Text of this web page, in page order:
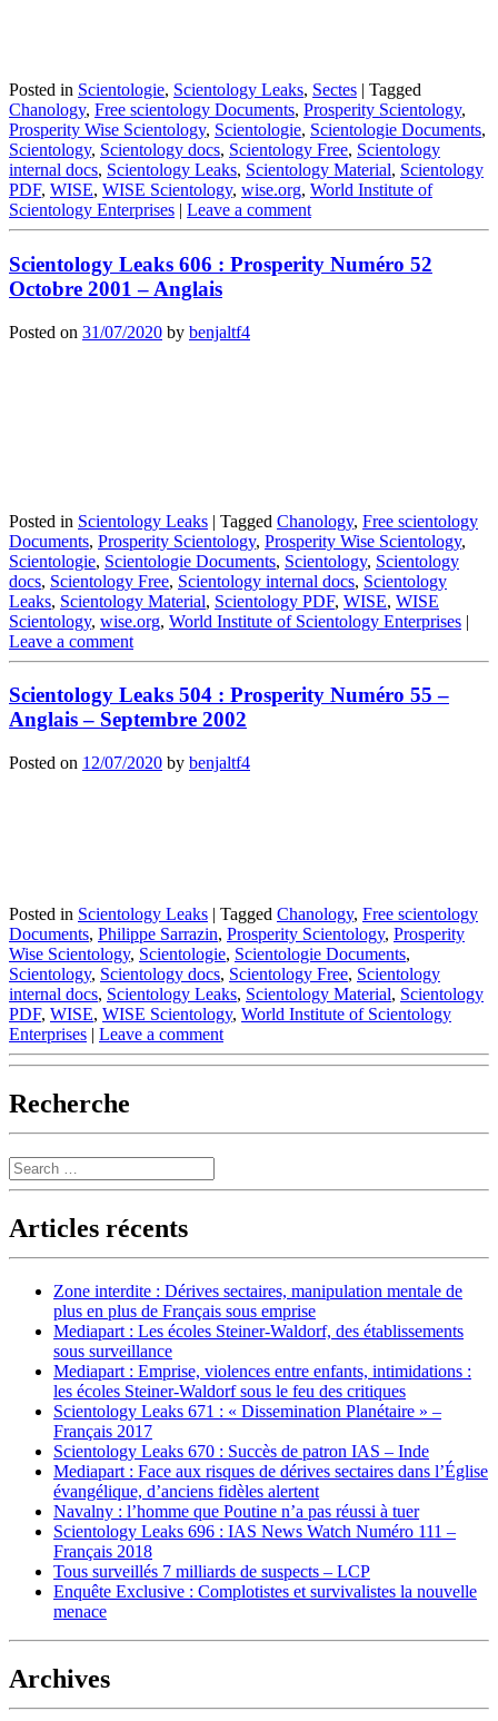
Posted in Scientologie, Scientology Leaks, Sectes | Tagged
Chanology, Free scientology Documents, Prosperity Scientology,
Prosperity Wise Scientology, Scientologie, Scientologie Documents,
Scientology, Scientology docs, Scientology Free, Scientology
internal docs, Scientology Leaks, Scientology Material, Scientology
PDF, WISE, WISE Scientology, wise.org, World Institute of
Scientology Enterprises | Leave a comment
Scientology Leaks 606 : Prosperity Numéro 52
Octobre 2001 – Anglais
Posted on 31/07/2020 by benjaltf4
Posted in Scientology Leaks | Tagged Chanology, Free scientology
Documents, Prosperity Scientology, Prosperity Wise Scientology,
Scientologie, Scientologie Documents, Scientology, Scientology
docs, Scientology Free, Scientology internal docs, Scientology
Leaks, Scientology Material, Scientology PDF, WISE, WISE
Scientology, wise.org, World Institute of Scientology Enterprises |
Leave a comment
Scientology Leaks 504 : Prosperity Numéro 55 –
Anglais – Septembre 2002
Posted on 12/07/2020 by benjaltf4
Posted in Scientology Leaks | Tagged Chanology, Free scientology
Documents, Philippe Sarrazin, Prosperity Scientology, Prosperity
Wise Scientology, Scientologie, Scientologie Documents,
Scientology, Scientology docs, Scientology Free, Scientology
internal docs, Scientology Leaks, Scientology Material, Scientology
PDF, WISE, WISE Scientology, World Institute of Scientology
Enterprises | Leave a comment
Recherche
Search
Articles récents
Zone interdite : Dérives sectaires, manipulation mentale de
plus en plus de Français sous emprise
Mediapart : Les écoles Steiner-Waldorf, des établissements
sous surveillance
Mediapart : Emprise, violences entre enfants, intimidations :
les écoles Steiner-Waldorf sous le feu des critiques
Scientology Leaks 671 : « Dissemination Planétaire » –
Français 2017
Scientology Leaks 670 : Succès de patron IAS – Inde
Mediapart : Face aux risques de dérives sectaires dans l’Église
évangélique, d’anciens fidèles alertent
Navalny : l’homme que Poutine n’a pas réussi à tuer
Scientology Leaks 696 : IAS News Watch Numéro 111 –
Français 2018
Tous surveillés 7 milliards de suspects – LCP
Enquête Exclusive : Complotistes et survivalistes la nouvelle
menace
Archives